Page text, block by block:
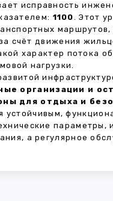
исправность
1100. Этот
счёт движения
характер потока
нагрузки.
организации и
для отдыха и
устойчивым,
а регулярное